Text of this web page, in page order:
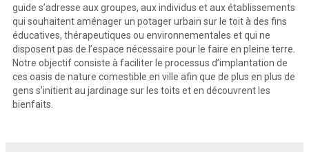
guide s’adresse aux groupes, aux individus et aux établissements
qui souhaitent aménager un potager urbain sur le toit à des fins
éducatives, thérapeutiques ou environnementales et qui ne
disposent pas de l’espace nécessaire pour le faire en pleine terre.
Notre objectif consiste à faciliter le processus d’implantation de
ces oasis de nature comestible en ville afin que de plus en plus de
gens s’initient au jardinage sur les toits et en découvrent les
bienfaits.